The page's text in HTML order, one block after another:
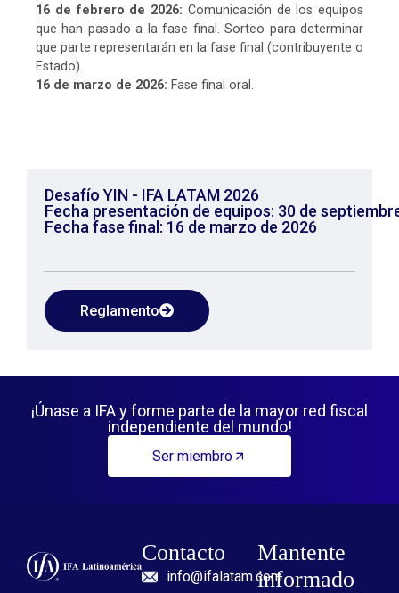
16 de febrero de 2026: Comunicación de los equipos
que han pasado a la fase final. Sorteo para determinar
que parte representarán en la fase final (contribuyente o
Estado).
16 de marzo de 2026: Fase final oral.
Desafío YIN - IFA LATAM 2026
Fecha presentación de equipos: 30 de
Fecha fase final: 16 de marzo de 2026
Reglamento
¡Únase a IFA y forme parte de la mayor red fiscal
independiente del mundo!
Ser miembro
Contacto
info@ifalatam.com
Mantente
informado